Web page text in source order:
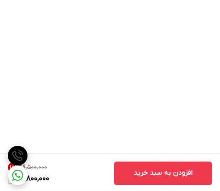
۱۹٬۵۰۰٬۰۰۰ 18%
15,800,000
افزودن به سبد خرید